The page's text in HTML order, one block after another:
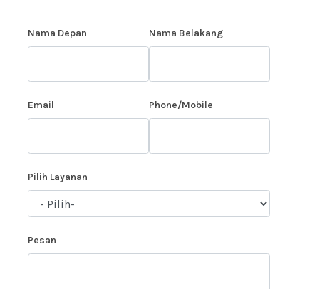
Nama Depan Nama Belakang
Email Phone/Mobile
Pilih Layanan
Pesan